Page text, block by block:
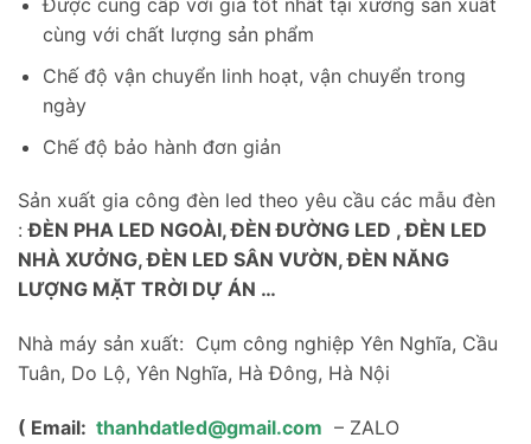
Được cung cấp với giá tốt nhất tại xưởng sản xuất
cùng với chất lượng sản phẩm
Chế độ vận chuyển linh hoạt, vận chuyển trong
ngày
Chế độ bảo hành đơn giản
Sản xuất gia công đèn led theo yêu cầu các mẫu đèn
:ĐÈN PHA LED NGOÀI, ĐÈN ĐƯỜNG LED , ĐÈN LED
NHÀ XƯỞNG, ĐÈN LED SÂN VƯỜN, ĐÈN NĂNG
LƯỢNG MẶT TRỜI DỰ ÁN …
Nhà máy sản xuất: Cụm công nghiệp Yên Nghĩa, Cầu
Tuân, Do Lộ, Yên Nghĩa, Hà Đông, Hà Nội
( Email: thanhdatled@gmail.com – ZALO